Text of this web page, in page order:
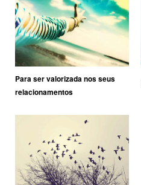
Para ser valorizada nos seus
relacionamentos